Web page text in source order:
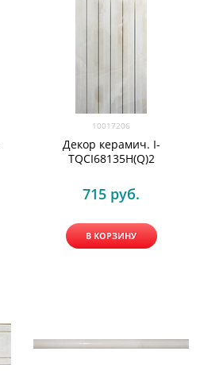
10017206
Декор керамич. I-
TQCI68135H(Q)2
715 руб.
В КОРЗИНУ